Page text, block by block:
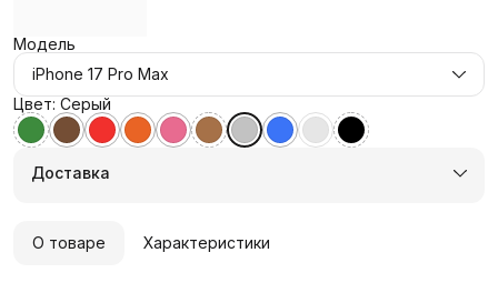
Модель
iPhone 17 Pro Max
Цвет: Серый
Доставка
О товаре Характеристики